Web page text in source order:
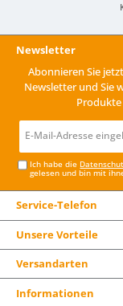
Newsletter
Abonnieren Sie
Newsletter und Sie
Ich habe die
gelesen und bin mit
Service-Telefon
Unsere Vorteile
Versandarten
Informationen